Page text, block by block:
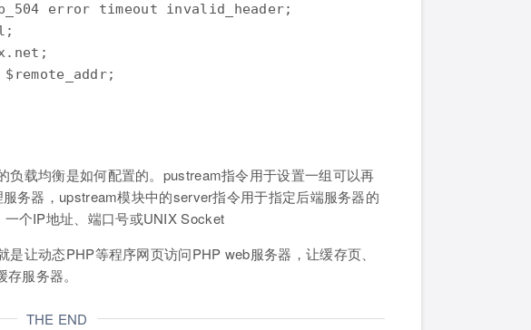
error timeout invalid_header;
负载均衡是如何配置的。pustream指令用于设置一组可以再
务器，upstream模块中的server指令用于指定后端服务器的
个IP地址、端口号或UNIX Socket
让动态PHP等程序网页访问PHP web服务器，让缓存页、
服务器。
THE END